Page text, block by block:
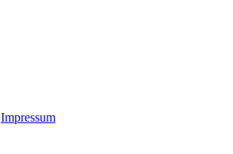
Impressum